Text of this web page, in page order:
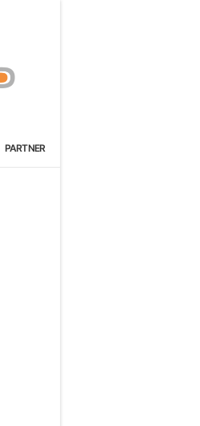
PARTNER